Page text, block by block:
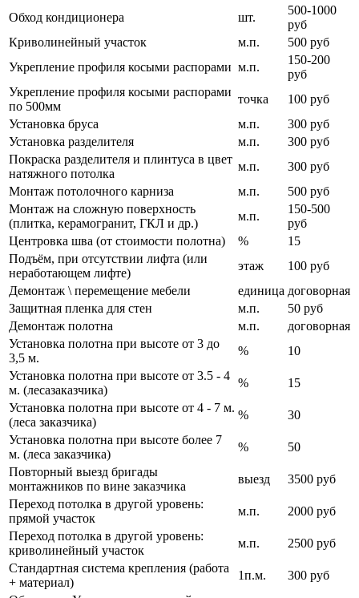
Обход кондиционера шт.
500-1000
руб
Криволинейный участок
м.п.
500 руб
Укрепление профиля косыми распорами м.п.
150-200
руб
Укрепление профиля косыми распорами
по 500мм
точка
100 руб
Установка бруса
м.п.
300 руб
Установка разделителя
м.п.
300 руб
Покраска разделителя и плинтуса в цвет
натяжного потолка
м.п.
300 руб
Монтаж потолочного карниза
м.п.
500 руб
Монтаж на сложную поверхность
(плитка, керамогранит, ГКЛ и др.)
м.п.
150-500
руб
Центровка шва (от стоимости полотна)
%
15
Подъём, при отсутствии лифта (или
неработающем лифте)
этаж
100 руб
Демонтаж \ перемещение мебели
единица договорная
Защитная пленка для стен
м.п.
50 руб
Демонтаж полотна
м.п.
договорная
Установка полотна при высоте от 3 до
3,5 м.
%
10
Установка полотна при высоте от 3.5 - 4
м. (лесазаказчика)
%
15
Установка полотна при высоте от 4 - 7 м.
(леса заказчика)
%
30
Установка полотна при высоте более 7
м. (леса заказчика)
%
50
Повторный выезд бригады
монтажников по вине заказчика
выезд
3500 руб
Переход потолка в другой уровень:
прямой участок
м.п.
2000 руб
Переход потолка в другой уровень:
криволинейный участок
м.п.
2500 руб
Стандартная система крепления (работа
+ материал)
1п.м.
300 руб